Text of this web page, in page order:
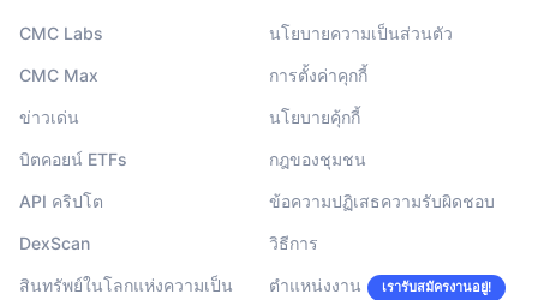
CMC Labs
CMC Max
ข่าวเด่น
บิตคอยน์ ETFs
API คริปโต
DexScan
สินทรัพย์ในโลกแห่งความเป็น
นโยบายความเป็นส่วนตัว
การตั้งค่าคุกกี้
นโยบายคุ้กกี้
กฎของชุมชน
ข้อความปฏิเสธความรับผิดชอบ
วิธีการ
ตำแหน่งงาน เรารับสมัครงานอยู่!